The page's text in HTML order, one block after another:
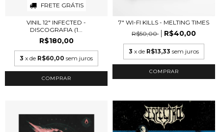
FRETE GRÁTIS
VINIL 12" INFECTED -
DISCOGRAFIA (1...
R$180,00
3 x de R$60,00 sem juros
7" WI-FI KILLS - MELTING TIMES
R$50,00
R$40,00
3 x de R$13,33 sem juros